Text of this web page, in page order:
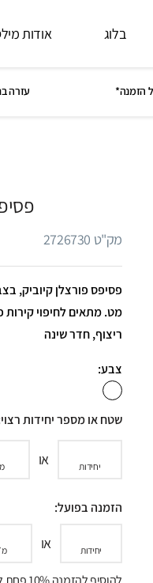
בלוג אודות
הזמנה* עזרה
מק"ט 2726730
מט. מתאים לחיפוי קירות
ריצוף, חדר שינה
צבע:
שטח או מספר יחידות
יחידות או
הזמנה בפועל:
יחידות או